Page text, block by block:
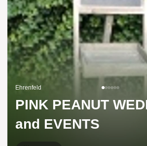
Ehrenfeld
PINK PEANUT
and EVENTS